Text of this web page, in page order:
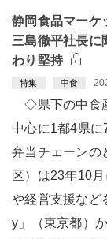
静岡食品マーケ
三島徹平社長
わり堅持
特集 中食
◇県下の中食
中心に1都4県
弁当チェーンの
区）は23年10
や経営支援など
y」（東京都）